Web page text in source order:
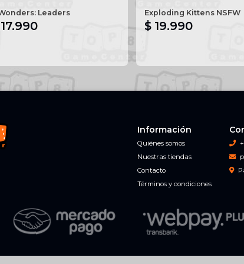
Leaders Exploding Kittens NSFW
$ 19.990
Información
Quiénes somos
Nuestras tiendas
Contacto
Términos y condiciones